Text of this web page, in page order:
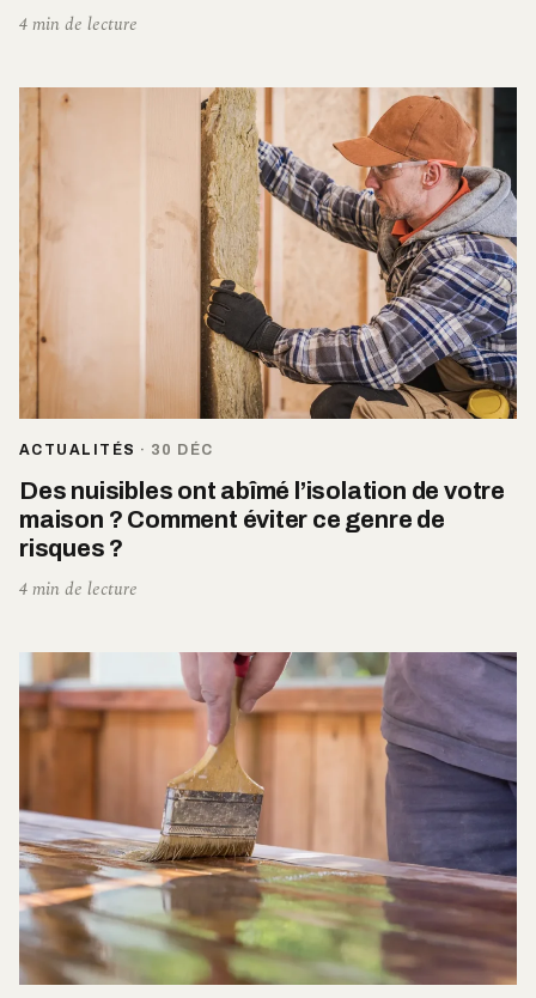
4 min de lecture
ACTUALITÉS · 30 DÉC
Des nuisibles ont abîmé l’isolation de votre
maison ? Comment éviter ce genre de
risques ?
4 min de lecture